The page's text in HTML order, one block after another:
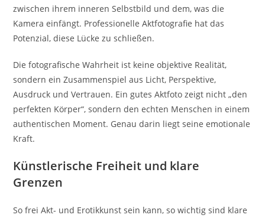
zwischen ihrem inneren Selbstbild und dem, was die
Kamera einfängt. Professionelle Aktfotografie hat das
Potenzial, diese Lücke zu schließen.
Die fotografische Wahrheit ist keine objektive Realität,
sondern ein Zusammenspiel aus Licht, Perspektive,
Ausdruck und Vertrauen. Ein gutes Aktfoto zeigt nicht „den
perfekten Körper“, sondern den echten Menschen in einem
authentischen Moment. Genau darin liegt seine emotionale
Kraft.
Künstlerische Freiheit und klare
Grenzen
So frei Akt- und Erotikkunst sein kann, so wichtig sind klare